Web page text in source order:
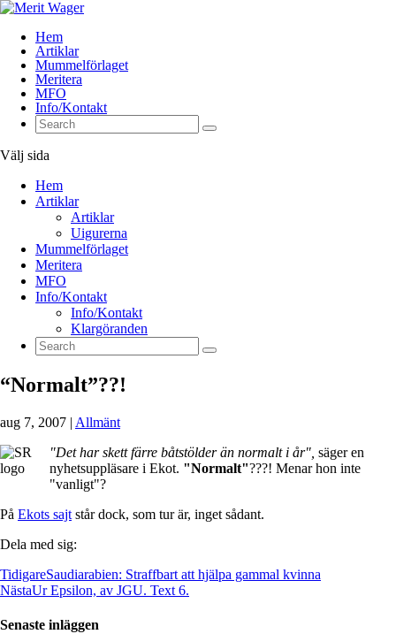
Hem
Artiklar
Mummelförlaget
Meritera
MFO
Info/Kontakt
Välj sida
Hem
Artiklar
Artiklar
Uigurerna
Mummelförlaget
Meritera
MFO
Info/Kontakt
Info/Kontakt
Klargöranden
“Normalt”??!
aug 7, 2007 | Allmänt
"Det har skett färre båtstölder än normalt i år", säger en
nyhetsuppläsare i Ekot. "Normalt"???! Menar hon inte
"vanligt"?
På Ekots sajt står dock, som tur är, inget sådant.
Dela med sig:
TidigareSaudiarabien: Straffbart att hjälpa gammal kvinna
NästaUr Epsilon, av JGU. Text 6.
Senaste inläggen